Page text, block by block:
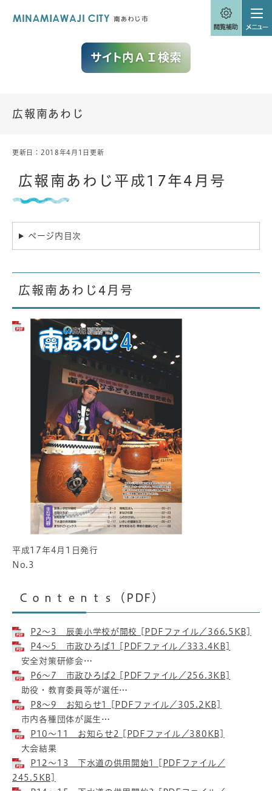
広報南あわじ
本
更新日：2018年4月1日更新
広報南あわじ平成17年4月号
ページ内目次
広報南あわじ4月号
平成17年4月1日発行
No.3
Ｃｏｎｔｅｎｔｓ（PDF）
P2～3 辰美小学校が開校 [PDFファイル／366.5KB]
P4～5 市政ひろば1 [PDFファイル／333.4KB]
安全対策研修会…
P6～7 市政ひろば2 [PDFファイル／256.3KB]
助役・教育委員等が選任…
P8～9 お知らせ1 [PDFファイル／305.2KB]
市内各種団体が誕生…
P10～11 お知らせ2 [PDFファイル／380KB]
大会結果
P12～13 下水道の供用開始1 [PDFファイル／
245.5KB]